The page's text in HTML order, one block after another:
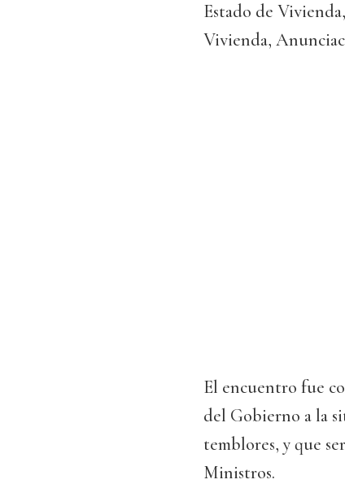
Estado de
Vivienda,
El encuentro fue
del Gobierno a la
temblores, y que
Ministros.